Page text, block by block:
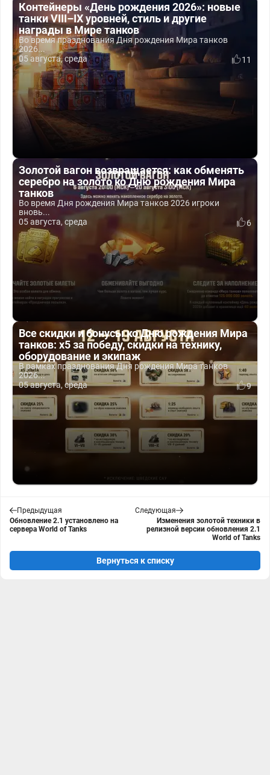
Контейнеры «День рождения 2026»: новые
танки VIII–IX уровней, стиль и другие
награды в Мире танков
Во время празднования Дня рождения Мира танков
2026...
05 августа, среда
11
Золотой вагон возвращается: как обменять
серебро на золото ко Дню рождения Мира
танков
Во время Дня рождения Мира танков 2026 игроки
вновь...
05 августа, среда
6
Все скидки и бонусы ко Дню рождения Мира
танков: x5 за победу, скидки на технику,
оборудование и экипаж
В рамках празднования Дня рождения Мира танков
2026...
05 августа, среда
9
Предыдущая
Обновление 2.1 установлено на
сервера World of Tanks
Следующая
Изменения золотой техники в
релизной версии обновления 2.1
World of Tanks
Вернуться к списку